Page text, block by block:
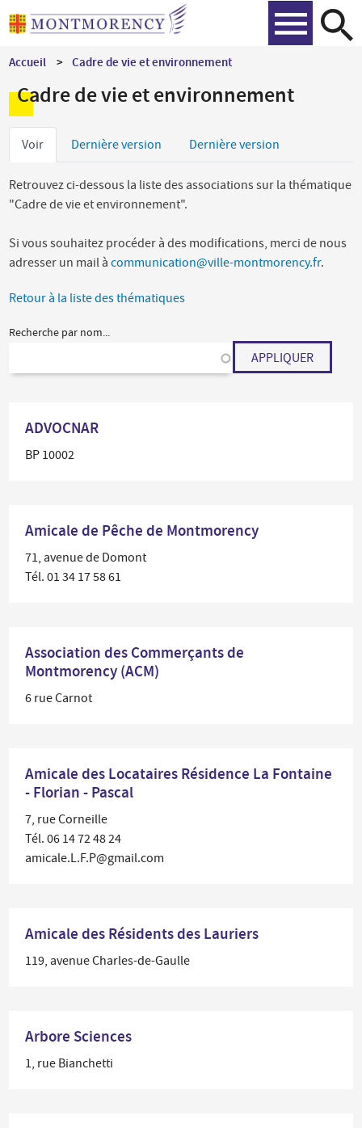
Aller
au
principal
Accueil Cadre de vie et environnement
Cadre de vie et environnement
Onglets
Voir Dernière version Dernière version
Retrouvez ci-dessous la liste des associations sur la thématique
"Cadre de vie et environnement".
Si vous souhaitez procéder à des modifications, merci de nous
adresser un mail àcommunication@ville-montmorency.fr.
Retour à la liste des thématiques
Recherche par nom...
APPLIQUER
ADVOCNAR
BP 10002
Amicale de Pêche de Montmorency
71, avenue de Domont
Tél. 01 34 17 58 61
Association des Commerçants de
Montmorency (ACM)
6 rue Carnot
Amicale des Locataires Résidence La Fontaine
- Florian - Pascal
7, rue Corneille
Tél. 06 14 72 48 24
amicale.L.F.P@gmail.com
Amicale des Résidents des Lauriers
119, avenue Charles-de-Gaulle
Arbore Sciences
1, rue Bianchetti